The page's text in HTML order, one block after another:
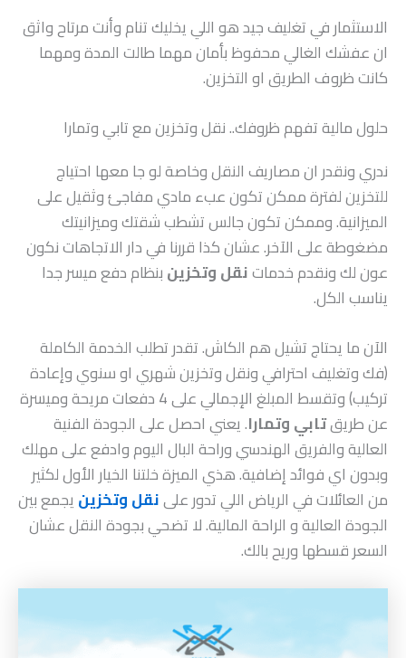
الاستثمار في تغليف جيد هو اللي يخليك تنام وأنت مرتاح واثق
ان عفشك الغالي محفوظ بأمان مهما طالت المدة ومهما
كانت ظروف الطريق او التخزين.
حلول مالية تفهم ظروفك.. نقل وتخزين مع تابي وتمارا
ندري ونقدر ان مصاريف النقل وخاصة لو جا معها احتياج
للتخزين لفترة ممكن تكون عبء مادي مفاجئ وثقيل على
الميزانية. وممكن تكون جالس تشطب شقتك وميزانيتك
مضغوطة على الآخر. عشان كذا قررنا في دار الاتجاهات نكون
عون لك ونقدم خدماتنقل وتخزينبنظام دفع ميسر جدا
يناسب الكل.
الآن ما يحتاج تشيل هم الكاش. تقدر تطلب الخدمة الكاملة
(فك وتغليف احترافي ونقل وتخزين شهري او سنوي وإعادة
تركيب) وتقسط المبلغ الإجمالي على 4 دفعات مريحة وميسرة
عن طريقتابي وتمارا. يعني احصل على الجودة الفنية
العالية والفريق الهندسي وراحة البال اليوم وادفع على مهلك
وبدون اي فوائد إضافية. هذي الميزة خلتنا الخيار الأول لكثير
من العائلات في الرياض اللي تدور علىنقل وتخزينيجمع بين
الجودة العالية و الراحة المالية. لا تضحي بجودة النقل عشان
السعر قسطها وريح بالك.